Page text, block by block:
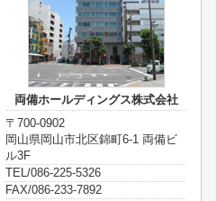
両備ホールディングス株式会社
〒700-0902
岡山県岡山市北区錦町6-1 両備ビ
ル3F
TEL/086-225-5326
FAX/086-233-7892